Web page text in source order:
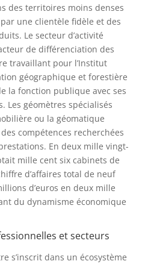
des territoires moins denses
une clientèle fidèle et des
Le secteur d’activité
de différenciation des
travaillant pour l’Institut
géographique et forestière
la fonction publique avec ses
Les géomètres spécialisés
ou la géomatique
compétences recherchées
En deux mille vingt-
mille cent six cabinets de
d’affaires total de neuf
d’euros en deux mille
du dynamisme économique
et secteurs
s’inscrit dans un écosystème